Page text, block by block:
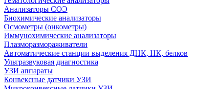
Анализаторы СОЭ
Биохимические анализаторы
Осмометры (онкометры)
Иммунохимические анализаторы
Плазморазмораживатели
Автоматические станции выделения ДНК, НК, белков
Ультразвуковая диагностика
УЗИ аппараты
Конвексные датчики УЗИ